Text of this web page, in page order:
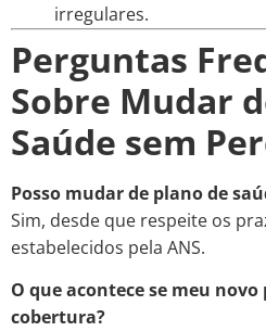
irregulares.
Perguntas
Sobre Mudar
Saúde sem
Posso mudar de plano de
Sim, desde que respeite os
estabelecidos pela ANS.
O que acontece se meu
cobertura?